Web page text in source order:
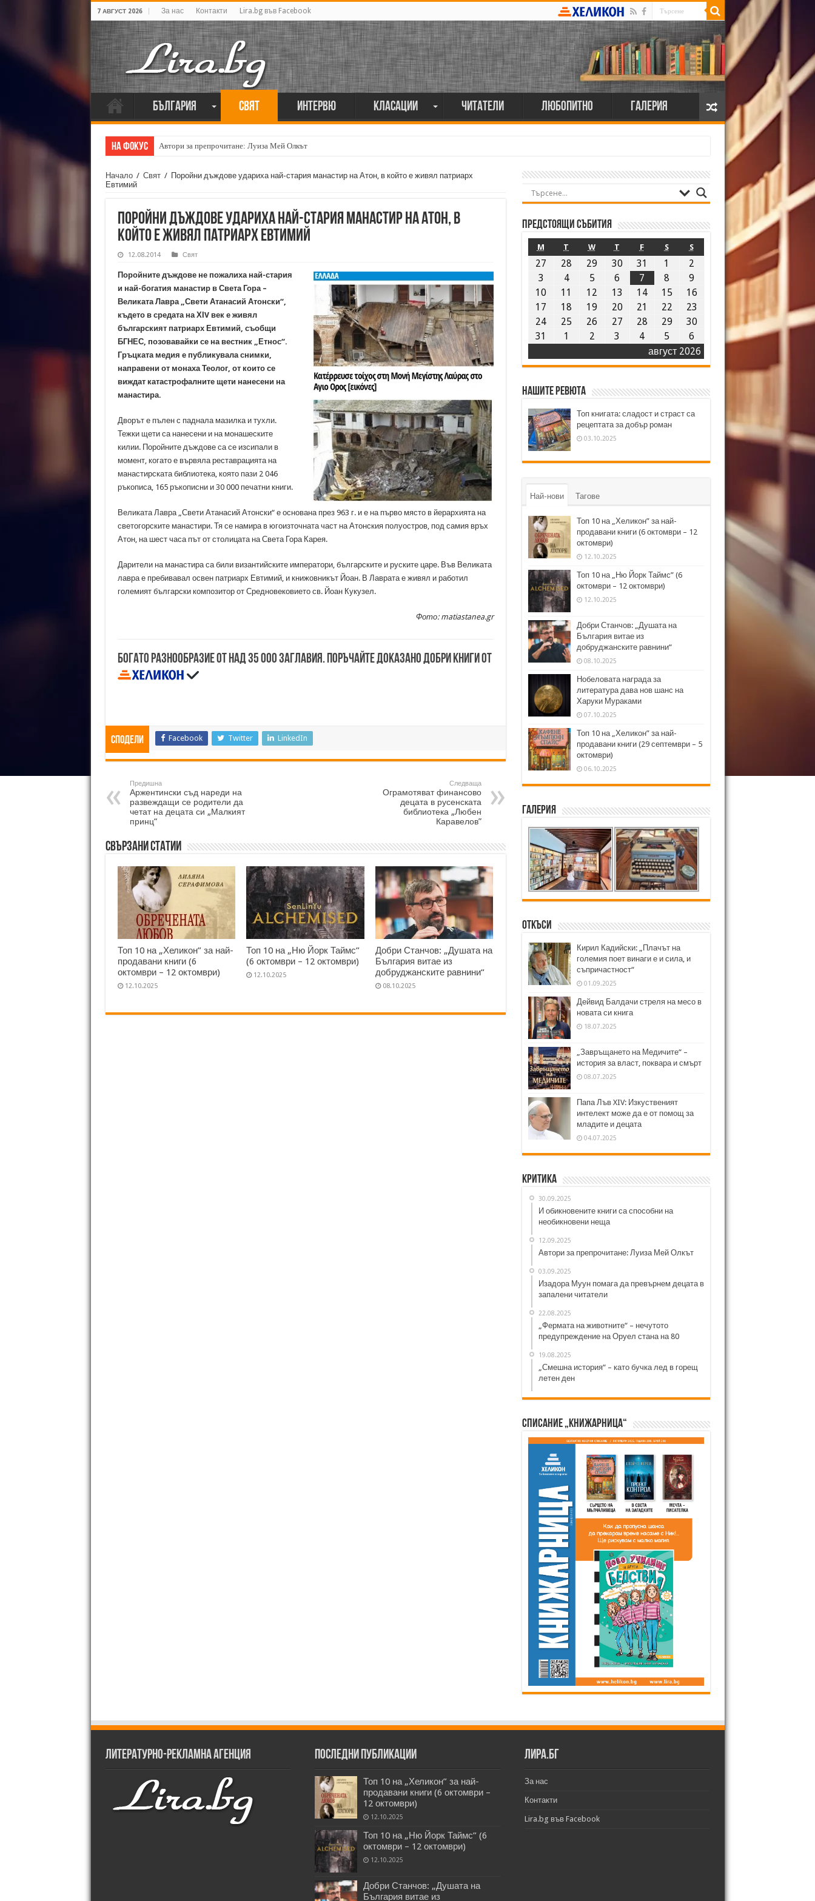
7 АВГУСТ 2026 За нас Контакти Lira.bg във Facebook
България Свят Интервю Класации Читатели Любопитно Галерия
На фокус Автори за препрочитане: Луиза Мей Олкът
Начало / Свят / Поройни дъждове удариха най-стария манастир на Атон, в който е живял патриарх
Евтимий
Поройни дъждове удариха най-стария манастир на Атон, в
който е живял патриарх Евтимий
12.08.2014 Свят
Поройните дъждове не пожалиха най-стария
и най-богатия манастир в Света Гора –
Великата Лавра „Свети Атанасий Атонски“,
където в средата на ХІV век е живял
българският патриарх Евтимий, съобщи
БГНЕС, позовавайки се на вестник „Етнос“.
Гръцката медия е публикувала снимки,
направени от монаха Теолог, от които се
виждат катастрофалните щети нанесени на
манастира.
Дворът е пълен с паднала мазилка и тухли.
Тежки щети са нанесени и на монашеските
килии. Поройните дъждове са се изсипали в
момент, когато е вървяла реставрацията на
манастирската библиотека, която пази 2 046
ръкописа, 165 ръкописни и 30 000 печатни книги.
Великата Лавра „Свети Атанасий Атонски“ е основана през 963 г. и е на първо място в йерархията на
светогорските манастири. Тя се намира в югоизточната част на Атонския полуостров, под самия връх
Атон, на шест часа път от столицата на Света Гора Карея.
Дарители на манастира са били византийските императори, българските и руските царе. Във Великата
лавра е пребивавал освен патриарх Евтимий, и книжовникът Йоан. В Лаврата е живял и работил
големият български композитор от Средновековието св. Йоан Кукузел.
Фото: matiastanea.gr
Богато разнообразие от над 35 000 заглавия. Поръчайте доказано добри книги от
Сподели Facebook Twitter LinkedIn
Предишна
Аржентински съд нареди на
развеждащи се родители да
четат на децата си „Малкият
принц“
Следваща
Ограмотяват финансово
децата в русенската
библиотека „Любен
Каравелов”
Свързани статии
Топ 10 на „Хеликон” за най-
продавани книги (6
октомври – 12 октомври)
12.10.2025
Топ 10 на „Ню Йорк Таймс”
(6 октомври – 12 октомври)
12.10.2025
Добри Станчов: „Душата на
България витае из
добруджанските равнини“
08.10.2025
Предстоящи събития
август 2026
M T W T F S S
27 28 29 30 31 1
2
3
4 5 6 7 8
9
10
11 12 13 14 15
16
17
18 19 20 21 22
23
24
25 26 27 28 29
30
31
1 2 3 4 5 6
Нашите ревюта
Топ книгата: сладост и страст са
рецептата за добър роман
03.10.2025
Най-нови Тагове
Топ 10 на „Хеликон” за най-
продавани книги (6 октомври – 12
октомври)
12.10.2025
Топ 10 на „Ню Йорк Таймс” (6
октомври – 12 октомври)
12.10.2025
Добри Станчов: „Душата на
България витае из
добруджанските равнини“
08.10.2025
Нобеловата награда за
литература дава нов шанс на
Харуки Мураками
07.10.2025
Топ 10 на „Хеликон” за най-
продавани книги (29 септември – 5
октомври)
06.10.2025
Галерия
Откъси
Кирил Кадийски: „Плачът на
големия поет винаги е и сила, и
съпричастност“
01.09.2025
Дейвид Балдачи стреля на месо в
новата си книга
18.07.2025
„Завръщането на Медичите“ –
история за власт, поквара и смърт
08.07.2025
Папа Лъв XIV: Изкуственият
интелект може да е от помощ за
младите и децата
04.07.2025
Критика
30.09.2025
И обикновените книги са способни на
необикновени неща
12.09.2025
Автори за препрочитане: Луиза Мей Олкът
03.09.2025
Изадора Муун помага да превърнем децата в
запалени читатели
22.08.2025
„Фермата на животните“ – нечутото
предупреждение на Оруел стана на 80
19.08.2025
„Смешна история“ – като бучка лед в горещ
летен ден
Списание „Книжарница“
Литературно-рекламна агенция Последни публикации
Топ 10 на „Хеликон” за най-
продавани книги (6 октомври –
12 октомври)
12.10.2025
Топ 10 на „Ню Йорк Таймс” (6
октомври – 12 октомври)
12.10.2025
Добри Станчов: „Душата на
България витае из
Лира.бг
За нас
Контакти
Lira.bg във Facebook